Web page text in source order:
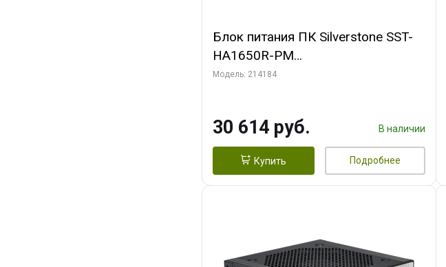
Блок питания ПК Silverstone SST-
HA1650R-PM
(G540HA165R0M220)
Модель: 214184
30 614 руб. В наличии
Купить Подробнее